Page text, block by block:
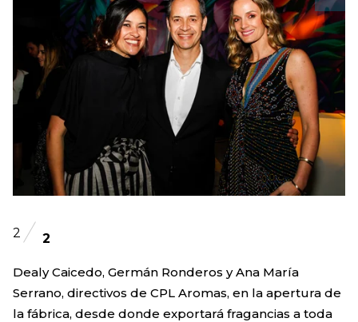
2 2
Dealy Caicedo, Germán Ronderos y Ana María
Serrano, directivos de CPL Aromas, en la apertura de
la fábrica, desde donde exportará fragancias a toda